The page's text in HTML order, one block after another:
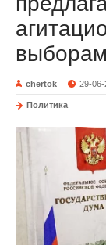
chertok 29-06-
Политика